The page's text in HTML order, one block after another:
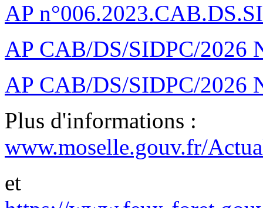
AP
AP CAB/DS/SIDPC/2026
AP CAB/DS/SIDPC/2026
Plus d'informations :
www.moselle.gouv.fr/
et